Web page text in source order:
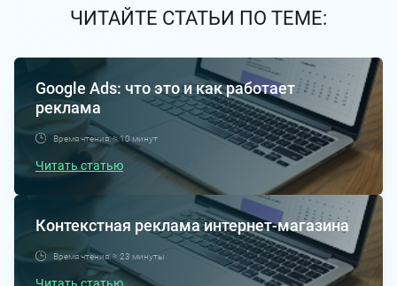
ЧИТАЙТЕ СТАТЬИ ПО ТЕМЕ:
Google Ads: что это и как работает
реклама
Время чтения: ≈ 10 минут
Читать статью
Контекстная реклама интернет-магазина
Время чтения: ≈ 23 минуты
Читать статью